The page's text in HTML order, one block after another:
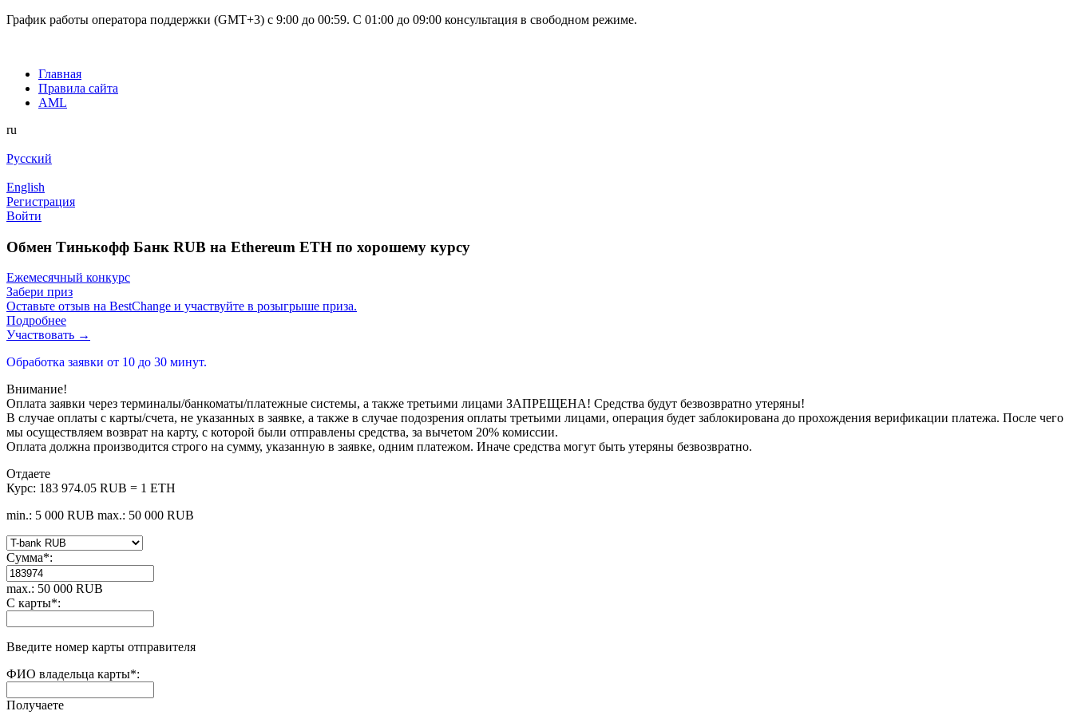
График работы оператора поддержки (GMT+3) c 9:00 до 00:59. С 01:00 до 09:00 консультация в свободном режиме.
Главная
Правила сайта
AML
ru
Русский
English
Регистрация
Войти
Обмен Тинькофф Банк RUB на Ethereum ETH по хорошему курсу
Ежемесячный конкурс
Забери приз
Оставьте отзыв на BestChange и участвуйте в розыгрыше приза.
Подробнее
Участвовать →
Обработка заявки от 10 до 30 минут.
Внимание!
Оплата заявки через терминалы/банкоматы/платежные системы, а также третьими лицами ЗАПРЕЩЕНА! Средства будут безвозвратно утеряны!
В случае оплаты с карты/счета, не указанных в заявке, а также в случае подозрения оплаты третьими лицами, операция будет заблокирована до прохождения верификации платежа. После чего
мы осуществляем возврат на карту, с которой были отправлены средства, за вычетом 20% комиссии.
Оплата должна производится строго на сумму, указанную в заявке, одним платежом. Иначе средства могут быть утеряны безвозвратно.
Отдаете
Курс: 183 974.05 RUB = 1 ETH
min.: 5 000 RUB max.: 50 000 RUB
Сумма*:
max.: 50 000 RUB
С карты*:
Введите номер карты отправителя
ФИО владельца карты*:
Получаете